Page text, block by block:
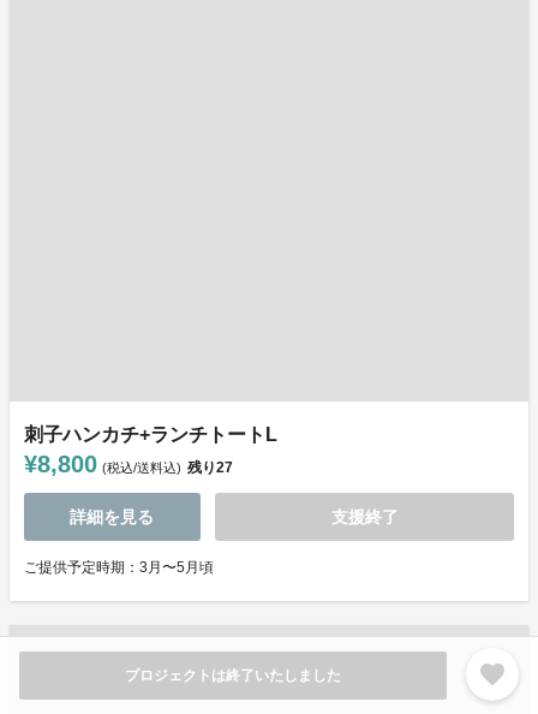
プロジェクトは終了いたしました favorite
刺子ハンカチ+ランチトートL
¥8,800 (税込/送料込) 残り27
詳細を見る 支援終了
ご提供予定時期：3月〜5月頃